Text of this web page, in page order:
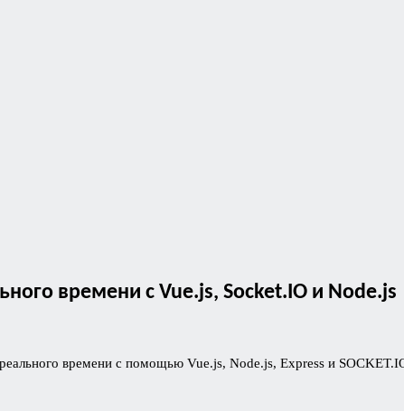
времени с Vue.js, Socket.IO и Node.js
времени с помощью Vue.js, Node.js, Express и